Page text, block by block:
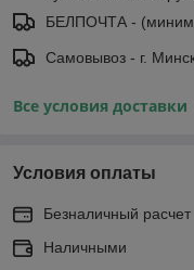
БЕЛПОЧТА -
Самовывоз - г.
Все условия доставки
Условия оплаты
Безналичный расчет
Наличными